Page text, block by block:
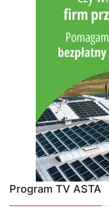
Program TV ASTA